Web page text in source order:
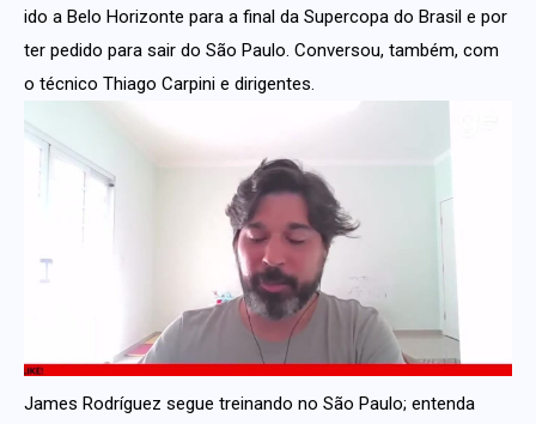
ido a Belo Horizonte para a final da Supercopa do Brasil e por
ter pedido para sair do São Paulo. Conversou, também, com
o técnico Thiago Carpini e dirigentes.
James Rodríguez segue treinando no São Paulo; entenda